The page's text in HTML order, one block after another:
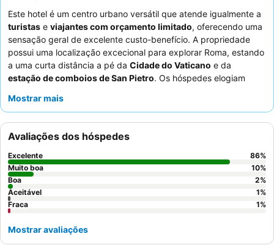
Este hotel é um centro urbano versátil que atende igualmente a
turistas e viajantes com orçamento limitado, oferecendo uma
sensação geral de excelente custo-benefício. A propriedade
possui uma localização excecional para explorar Roma, estando
a uma curta distância a pé da Cidade do Vaticano e da
estação de comboios de San Pietro. Os hóspedes elogiam
atenção e a genuína vontade da equipa em ajudar, enquanto
espaçosa. Para aqueles que procuram maior conforto e vistas,
muitos quartos dispõem de uma
Basílica de São Pedro
Mostrar mais
Avaliações dos hóspedes
Excelente 86%
Muito boa
10%
Boa
2%
Aceitável
1%
Fraca
1%
Mostrar avaliações